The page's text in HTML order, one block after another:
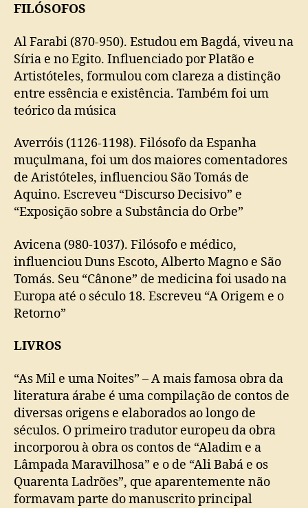
FILÓSOFOS
Al Farabi (870-950). Estudou em Bagdá, viveu na
Síria e no Egito. Influenciado por Platão e
Artistóteles, formulou com clareza a distinção
entre essência e existência. Também foi um
teórico da música
Averróis (1126-1198). Filósofo da Espanha
muçulmana, foi um dos maiores comentadores
de Aristóteles, influenciou São Tomás de
Aquino. Escreveu “Discurso Decisivo” e
“Exposição sobre a Substância do Orbe”
Avicena (980-1037). Filósofo e médico,
influenciou Duns Escoto, Alberto Magno e São
Tomás. Seu “Cânone” de medicina foi usado na
Europa até o século 18. Escreveu “A Origem e o
Retorno”
LIVROS
“As Mil e uma Noites” – A mais famosa obra da
literatura árabe é uma compilação de contos de
diversas origens e elaborados ao longo de
séculos. O primeiro tradutor europeu da obra
incorporou à obra os contos de “Aladim e a
Lâmpada Maravilhosa” e o de “Ali Babá e os
Quarenta Ladrões”, que aparentemente não
formavam parte do manuscrito principal